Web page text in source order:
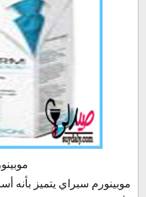
موبينورم سبراي يتميز بأنه